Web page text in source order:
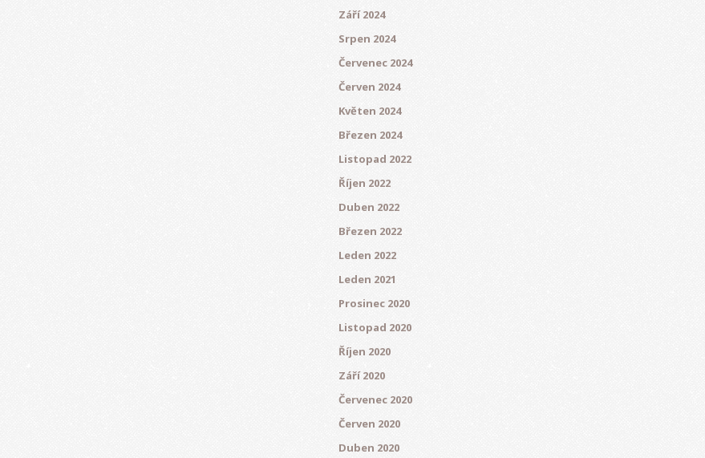
Září 2024
Srpen 2024
Červenec 2024
Červen 2024
Květen 2024
Březen 2024
Listopad 2022
Říjen 2022
Duben 2022
Březen 2022
Leden 2022
Leden 2021
Prosinec 2020
Listopad 2020
Říjen 2020
Září 2020
Červenec 2020
Červen 2020
Duben 2020